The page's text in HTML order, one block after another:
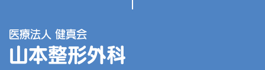
医療法人 健真会
山本整形外科